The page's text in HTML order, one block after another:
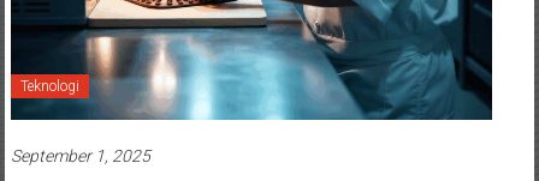
Teknologi
September 1, 2025